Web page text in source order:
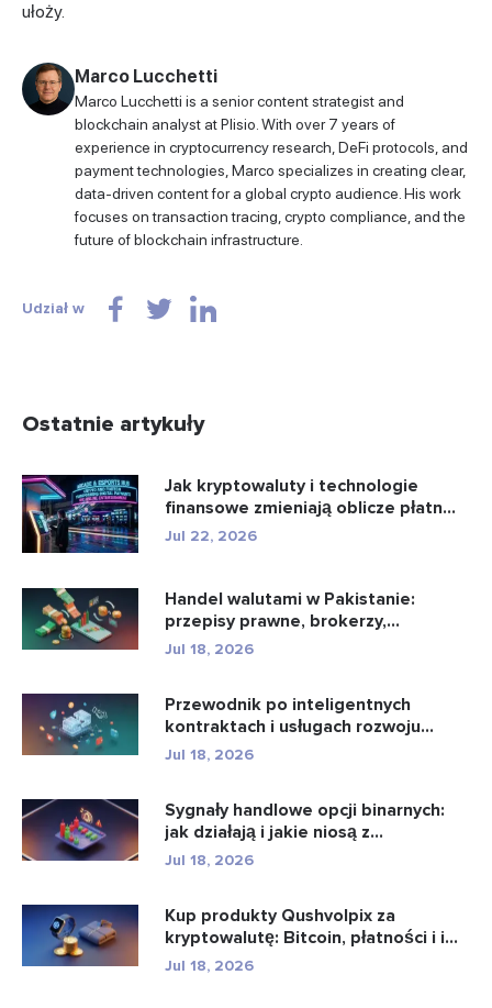
ułoży.
Marco Lucchetti
Marco Lucchetti is a senior content strategist and
blockchain analyst at Plisio. With over 7 years of
experience in cryptocurrency research, DeFi protocols, and
payment technologies, Marco specializes in creating clear,
data-driven content for a global crypto audience. His work
focuses on transaction tracing, crypto compliance, and the
future of blockchain infrastructure.
Udział w
Ostatnie artykuły
Jak kryptowaluty i technologie
finansowe zmieniają oblicze płatn...
Jul 22, 2026
Handel walutami w Pakistanie:
przepisy prawne, brokerzy,
aplikacje...
Jul 18, 2026
Przewodnik po inteligentnych
kontraktach i usługach rozwoju
intel...
Jul 18, 2026
Sygnały handlowe opcji binarnych:
jak działają i jakie niosą z...
Jul 18, 2026
Kup produkty Qushvolpix za
kryptowalutę: Bitcoin, płatności i i...
Jul 18, 2026